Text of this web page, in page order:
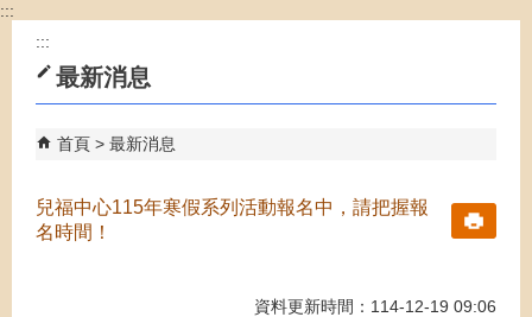
:::
:::
最新消息
首頁 最新消息
兒福中心115年寒假系列活動報名中，請把握報
名時間！
資料更新時間：114-12-19 09:06